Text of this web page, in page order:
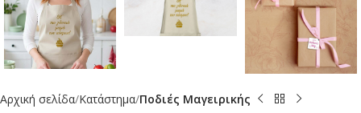
Αρχική σελίδα Κατάστημα Ποδιές Μαγειρικής